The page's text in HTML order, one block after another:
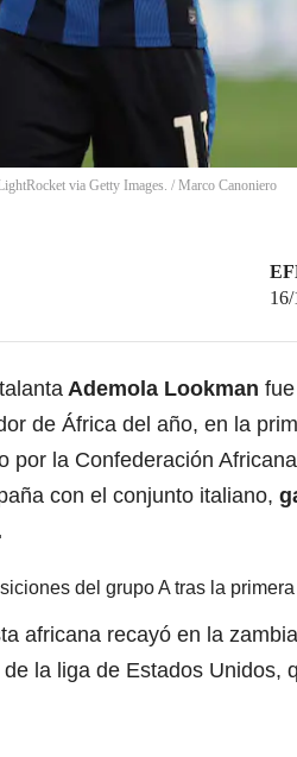
via Getty Images. / Marco Canoniero
Ademola Lookman
de África del año, en la
por la Confederación
con el conjunto italiano,
del grupo A tras la
africana recayó en la
la liga de Estados Unidos,